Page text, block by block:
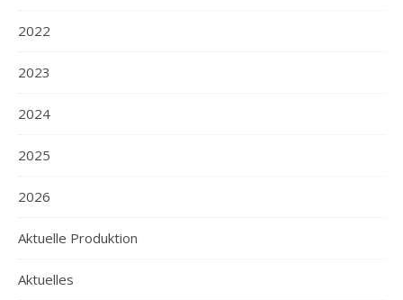
2022
2023
2024
2025
2026
Aktuelle Produktion
Aktuelles